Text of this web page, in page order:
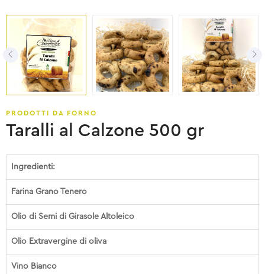
PRODOTTI DA FORNO
Taralli al Calzone 500 gr
Ingredienti:
Farina Grano Tenero
Olio di Semi di Girasole Altoleico
Olio Extravergine di oliva
Vino Bianco